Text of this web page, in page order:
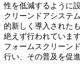
性を低減するように
クリーンドアシステ
的新しく導入された
絶えず行われていま
フォームスクリーン
行い、その普及を促